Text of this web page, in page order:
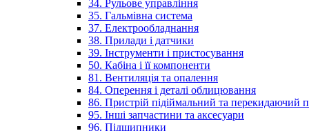
34. Рульове управління
35. Гальмівна система
37. Електрообладнання
38. Прилади і датчики
39. Інструменти і пристосування
50. Кабіна і її компоненти
81. Вентиляція та опалення
84. Оперення і деталі облицювання
86. Пристрій підіймальний та перекидаючий
95. Інші запчастини та аксесуари
96. Підшипники